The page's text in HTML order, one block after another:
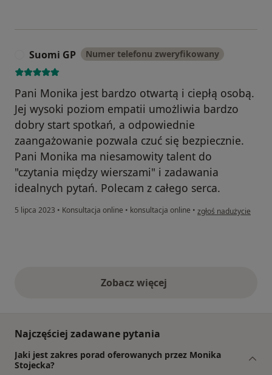
Suomi GP Numer telefonu zweryfikowany
Pani Monika jest bardzo otwartą i ciepłą osobą.
Jej wysoki poziom empatii umożliwia bardzo
dobry start spotkań, a odpowiednie
zaangażowanie pozwala czuć się bezpiecznie.
Pani Monika ma niesamowity talent do
"czytania między wierszami" i zadawania
idealnych pytań. Polecam z całego serca.
5 lipca 2023 • Konsultacja online • konsultacja online • w opinii użytkownika
zgłoś nadużycie
Zobacz więcejopinie powyżej
Najczęściej zadawane pytania
Jaki jest zakres porad oferowanych przez Monika
Stojecka?